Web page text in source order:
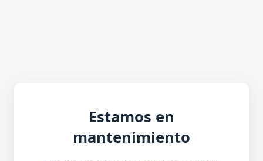
Estamos en
mantenimiento